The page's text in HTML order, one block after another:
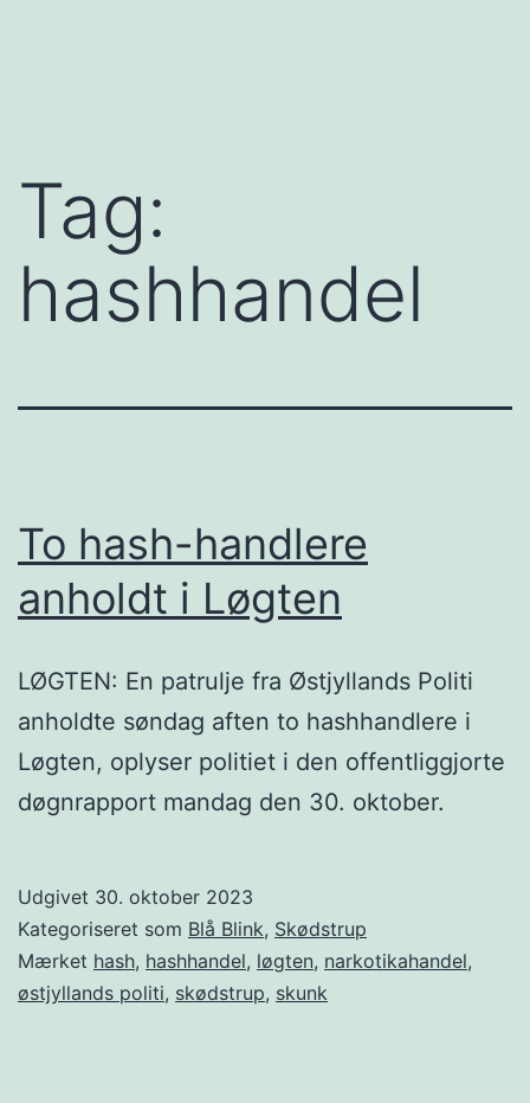
Tag:
hashhandel
To hash-handlere
anholdt i Løgten
LØGTEN: En patrulje fra Østjyllands Politi
anholdte søndag aften to hashhandlere i
Løgten, oplyser politiet i den offentliggjorte
døgnrapport mandag den 30. oktober.
Udgivet 30. oktober 2023
Kategoriseret som Blå Blink, Skødstrup
Mærket hash, hashhandel, løgten, narkotikahandel,
østjyllands politi, skødstrup, skunk